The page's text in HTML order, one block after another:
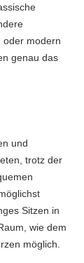
oder modern
genau das
und
trotz der
Sitzen in
wie dem
möglich.